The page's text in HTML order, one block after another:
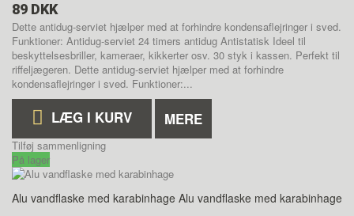
89 DKK
Dette antidug-serviet hjælper med at forhindre kondensaflejringer i sved.
Funktioner: Antidug-serviet 24 timers antidug Antistatisk Ideel til
beskyttelsesbriller, kameraer, kikkerter osv. 30 styk i kassen. Perfekt til
riffeljægeren. Dette antidug-serviet hjælper med at forhindre
kondensaflejringer i sved. Funktioner:...
LÆG I KURV MERE
Tilføj sammenligning
På lager
Alu vandflaske med karabinhage Alu vandflaske med karabinhage